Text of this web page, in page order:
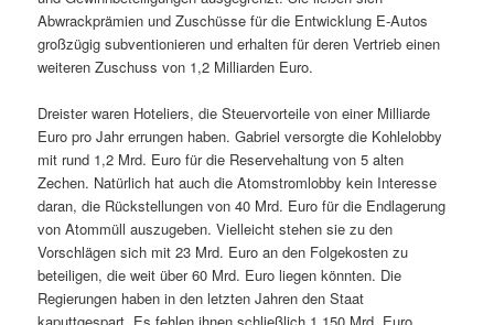
Abwrackprämien und Zuschüsse für die Entwicklung E-Autos
großzügig subventionieren und erhalten für deren Vertrieb einen
weiteren Zuschuss von 1,2 Milliarden Euro.
Dreister waren Hoteliers, die Steuervorteile von einer Milliarde
Euro pro Jahr errungen haben. Gabriel versorgte die Kohlelobby
mit rund 1,2 Mrd. Euro für die Reservehaltung von 5 alten
Zechen. Natürlich hat auch die Atomstromlobby kein Interesse
daran, die Rückstellungen von 40 Mrd. Euro für die Endlagerung
von Atommüll auszugeben. Vielleicht stehen sie zu den
Vorschlägen sich mit 23 Mrd. Euro an den Folgekosten zu
beteiligen, die weit über 60 Mrd. Euro liegen könnten. Die
Regierungen haben in den letzten Jahren den Staat
kaputtgespart. Es fehlen ihnen schließlich 1.150 Mrd. Euro